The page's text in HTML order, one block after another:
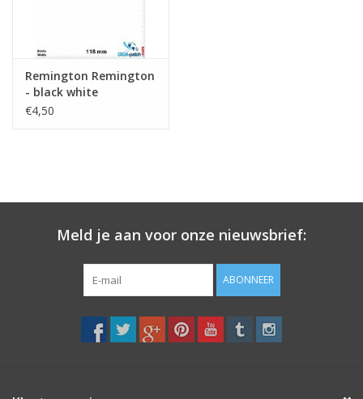
Remington Remington
- black white
€4,50
Meld je aan voor onze nieuwsbrief:
ABONNEER